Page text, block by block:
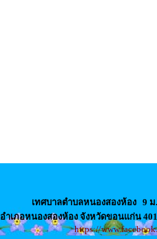
เทศบาลตำบลหนองสองห้อง 9
อำเภอหนองสองห้อง จังหวัดขอนแก่น
https://